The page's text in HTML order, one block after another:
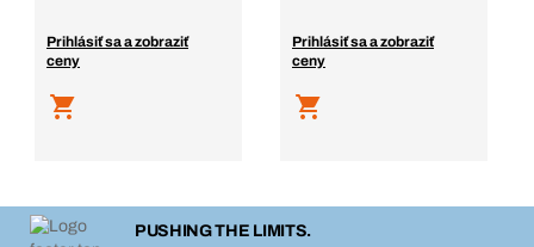
Prihlásiť sa a zobraziť
ceny
Prihlásiť sa a zobraziť
ceny
PUSHING THE LIMITS.